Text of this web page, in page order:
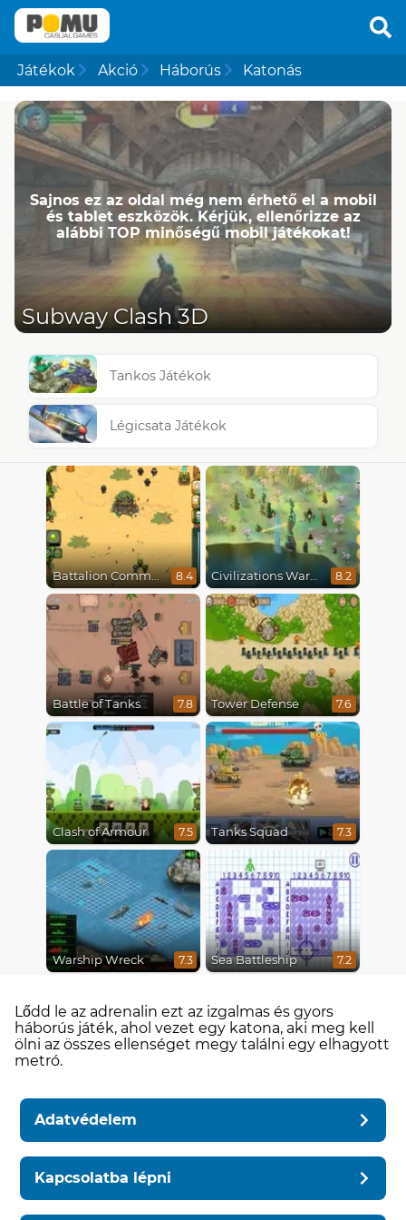
Játékok Akció Háborús Katonás
Sajnos ez az oldal még nem érhető el a mobil
és tablet eszközök. Kérjük, ellenőrizze az
alábbi TOP minőségű mobil játékokat!
Subway Clash 3D
Tankos Játékok
Légicsata Játékok
Battalion Commander 8.4 Civilizations Wars Master Edition 8.2
Battle of Tanks 7.8 Tower Defense 7.6
Clash of Armour 7.5 Tanks Squad 7.3
Warship Wreck 7.3 Sea Battleship 7.2
Lődd le az adrenalin ezt az izgalmas és gyors
háborús játék, ahol vezet egy katona, aki meg kell
ölni az összes ellenséget megy találni egy elhagyott
metró.
Adatvédelem
Kapcsolatba lépni